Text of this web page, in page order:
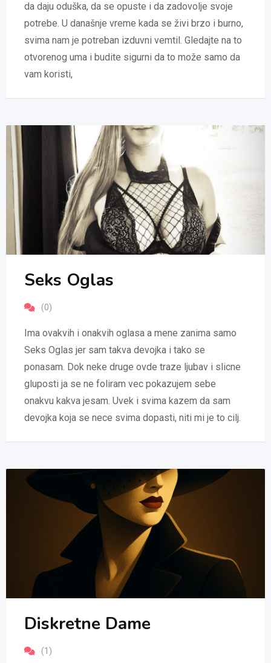
da daju oduška, da se opuste i da zadovolje svoje
potrebe. U današnje vreme kada se živi brzo i burno,
svima nam je potreban izduvni vemtil. Gledajte na to
otvorenog uma i budite sigurni da to može samo da
vam koristi,
Seks Oglas
(0)
Ima ovakvih i onakvih oglasa a mene zanima samo
Seks Oglas jer sam takva devojka i tako se
ponasam. Dok neke druge ovde traze ljubav i slicne
gluposti ja se ne foliram vec pokazujem sebe
onakvu kakva jesam. Uvek i svima kazem da sam
devojka koja se nece svima dopasti, niti mi je to cilj.
Diskretne Dame
(1)